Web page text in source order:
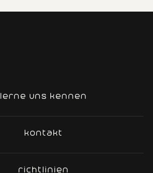
lerne uns kennen
kontakt
richtlinien